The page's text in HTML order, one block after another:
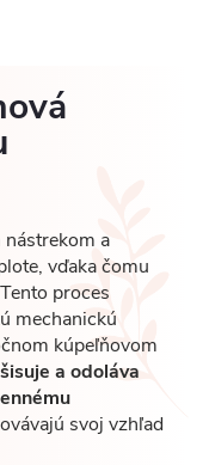
nástrekom a
vďaka čomu
proces
mechanickú
kúpeľňovom
a odoláva
svoj vzhľad